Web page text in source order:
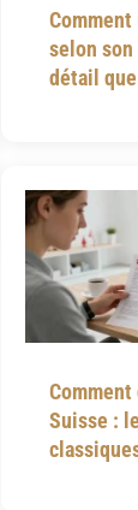
selon son
détail
Comment
Suisse :